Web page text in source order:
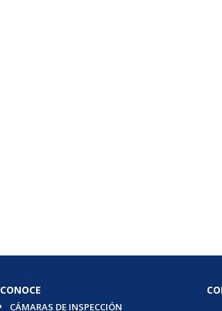
CONOCE
CÁMARAS DE INSPECCIÓN